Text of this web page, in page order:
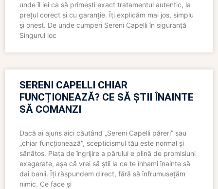
unde îl iei ca să primești exact tratamentul autentic, la
prețul corect și cu garanție. Îți explicăm mai jos, simplu
și onest. De unde cumperi Sereni Capelli în siguranță
Singurul loc
SERENI CAPELLI CHIAR
FUNCȚIONEAZĂ? CE SĂ ȘTII ÎNAINTE
SĂ COMANZI
Dacă ai ajuns aici căutând „Sereni Capelli păreri” sau
„chiar funcționează”, scepticismul tău este normal și
sănătos. Piața de îngrijire a părului e plină de promisiuni
exagerate, așa că vrei să știi la ce te înhami înainte să
dai banii. Îți răspundem direct, fără să înfrumusețăm
nimic. Ce face și